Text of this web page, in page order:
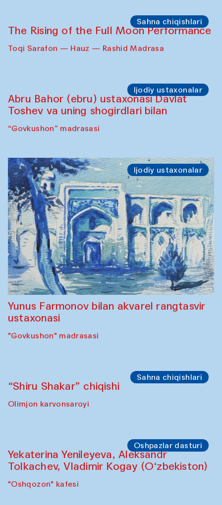
Sahna chiqishlari
The Rising of the Full Moon Performance
Toqi Sarafon — Hauz — Rashid Madrasa
Ijodiy ustaxonalar
Abru Bahor (ebru) ustaxonasi Davlat
Toshev va uning shogirdlari bilan
“Govkushon” madrasasi
Ijodiy ustaxonalar
Yunus Farmonov bilan akvarel rangtasvir
ustaxonasi
"Govkushon" madrasasi
Sahna chiqishlari
“Shiru Shakar” chiqishi
Olimjon karvonsaroyi
Oshpazlar dasturi
Yekaterina Yenileyeva, Aleksandr
Tolkachev, Vladimir Kogay (O‘zbekiston)
"Oshqozon" kafesi